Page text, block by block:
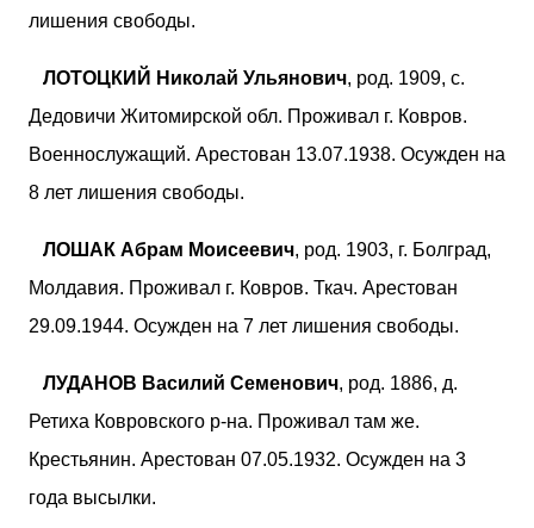
лишения свободы.
ЛОТОЦКИЙ Николай Ульянович, род. 1909, с.
Дедовичи Житомирской обл. Проживал г. Ковров.
Военнослужащий. Арестован 13.07.1938. Осужден на
8 лет лишения свободы.
ЛОШАК Абрам Моисеевич, род. 1903, г. Болград,
Молдавия. Проживал г. Ковров. Ткач. Арестован
29.09.1944. Осужден на 7 лет лишения свободы.
ЛУДАНОВ Василий Семенович, род. 1886, д.
Ретиха Ковровского р-на. Проживал там же.
Крестьянин. Арестован 07.05.1932. Осужден на 3
года высылки.